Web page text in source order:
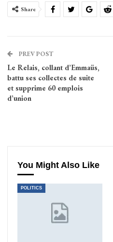
Share
PREV POST
Le Relais, collant d’Emmaüs,
battu ses collectes de suite
et supprime 60 emplois
d’union
You Might Also Like
POLITICS